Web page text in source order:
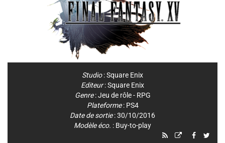
Studio:Square Enix
Editeur:Square Enix
Genre:Jeu de rôle - RPG
Plateforme: PS4
Date de sortie: 30/10/2016
Modèle éco. : Buy-to-play